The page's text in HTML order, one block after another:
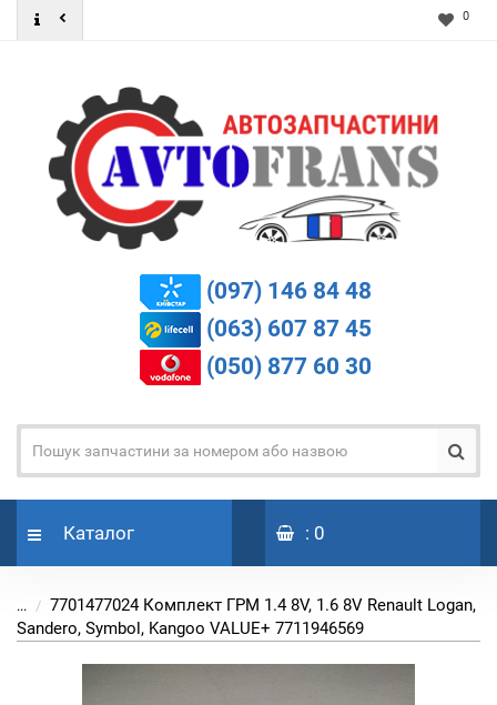
0
(097) 146 84 48
(063) 607 87 45
(050) 877 60 30
Каталог : 0
...
7701477024 Комплект ГРМ 1.4 8V, 1.6 8V Renault Logan,
Sandero, Symbol, Kangoo VALUE+ 7711946569